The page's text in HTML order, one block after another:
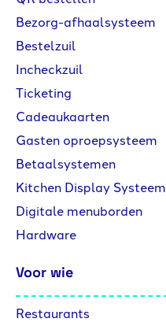
Bezorg-afhaalsysteem
Bestelzuil
Incheckzuil
Ticketing
Cadeaukaarten
Gasten oproepsysteem
Betaalsystemen
Kitchen Display Systeem
Digitale menuborden
Hardware
Voor wie
Restaurants